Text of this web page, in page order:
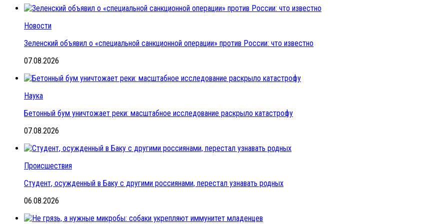
Новости
Зеленский объявил о «специальной санкционной операции» против России: что известно
07.08.2026
Наука
Бетонный бум уничтожает реки: масштабное исследование раскрыло катастрофу
07.08.2026
Происшествия
Студент, осужденный в Баку с другими россиянами, перестал узнавать родных
06.08.2026